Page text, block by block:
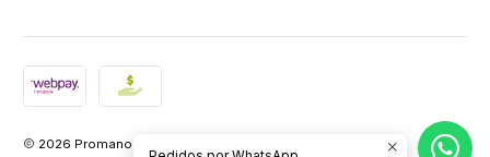
2026 Promano.